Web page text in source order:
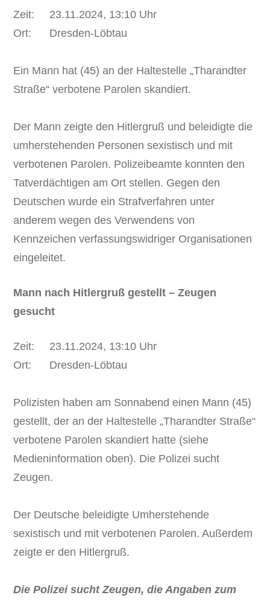
Zeit: 23.11.2024, 13:10 Uhr
Ort: Dresden-Löbtau
Ein Mann hat (45) an der Haltestelle „Tharandter
Straße“ verbotene Parolen skandiert.
Der Mann zeigte den Hitlergruß und beleidigte die
umherstehenden Personen sexistisch und mit
verbotenen Parolen. Polizeibeamte konnten den
Tatverdächtigen am Ort stellen. Gegen den
Deutschen wurde ein Strafverfahren unter
anderem wegen des Verwendens von
Kennzeichen verfassungswidriger Organisationen
eingeleitet.
Mann nach Hitlergruß gestellt – Zeugen
gesucht
Zeit: 23.11.2024, 13:10 Uhr
Ort: Dresden-Löbtau
Polizisten haben am Sonnabend einen Mann (45)
gestellt, der an der Haltestelle „Tharandter Straße“
verbotene Parolen skandiert hatte (siehe
Medieninformation oben). Die Polizei sucht
Zeugen.
Der Deutsche beleidigte Umherstehende
sexistisch und mit verbotenen Parolen. Außerdem
zeigte er den Hitlergruß.
Die Polizei sucht Zeugen, die Angaben zum